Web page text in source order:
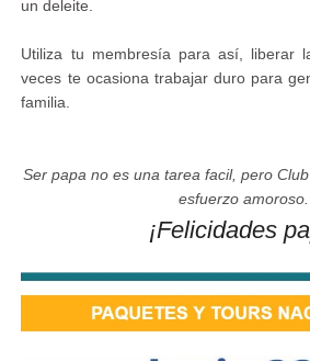
un deleite.
Utiliza tu membresía para así, liberar
veces te ocasiona trabajar duro para
familia.
Ser papa no es una tarea facil, pero
esfuerzo amoroso.
¡Felicidades